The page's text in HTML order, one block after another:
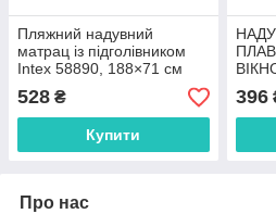
Пляжний надувний
матрац із підголівником
Intex 58890, 188×71 см
528 ₴
Купити
14
396
Про нас